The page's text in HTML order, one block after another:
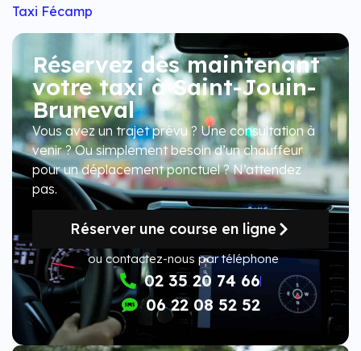
Taxi Fécamp
Réservez dès maintenant
votre taxi à Saint-Jouin-
Bruneval
Vous avez un trajet prévu ? Une consultation à
venir ? Ou simplement besoin d’un chauffeur
pour un déplacement ponctuel ? N’attendez
pas.
Réserver une course en ligne
ou contactez-nous par téléphone
02 35 20 74 66
06 22 08 52 52